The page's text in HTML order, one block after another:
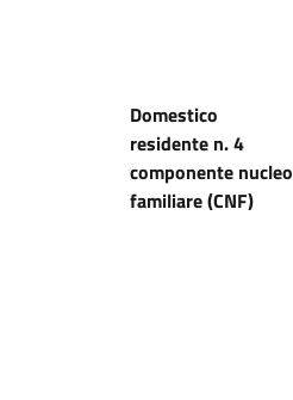
Domestico
residente n. 4
componente nucleo
familiare (CNF)